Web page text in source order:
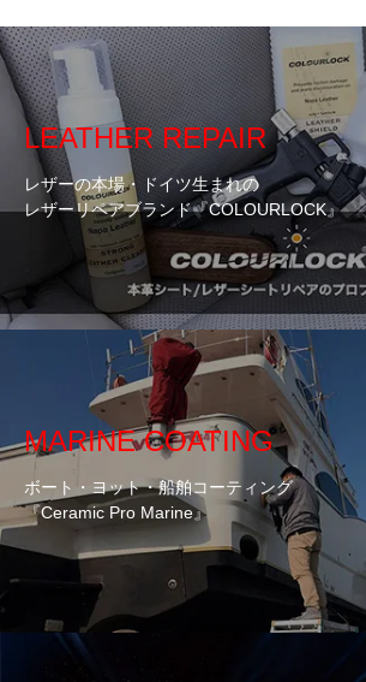
LEATHER REPAIR
レザーの本場・ドイツ生まれの
レザーリペアブランド『COLOURLOCK』
MARINE COATING
ボート・ヨット・船舶コーティング
『Ceramic Pro Marine』